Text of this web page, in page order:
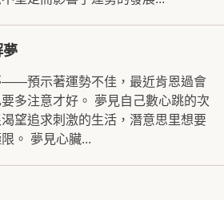
夢
——預示著運勢不佳，最近肯恩過會
多注意才好。 夢見自己數心跳的次
望追求刺激的生活，潛意思里想要
。 夢見心臟...